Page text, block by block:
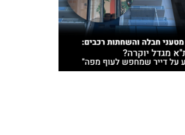
הלוז | 13/10/2024
גם בצל המלחמה: יו”ר
בפארק האגמים
בנשר
חדשות מה הלוז |
הסיבה שמשרדי
אביבים החלו לפתוח